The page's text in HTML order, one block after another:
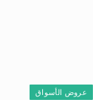
عروض الأسواق